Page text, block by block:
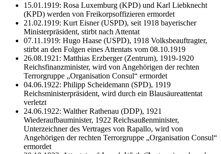
15.01.1919: Rosa Luxemburg (KPD) und Karl Liebknecht
(KPD) werden von Freikorpsoffizieren ermordet
21.02.1919: Kurt Eisner (USPD), seit 1918 bayerischer
Ministerpräsident, stirbt nach Attentat
07.11.1919: Hugo Haase (USPD), 1918 Volksbeauftragter,
stirbt an den Folgen eines Attentats vom 08.10.1919
26.08.1921: Matthias Erzberger (Zentrum), 1919-1920
Reichsfinanzminister, wird von Angehörigen der rechten
Terrorgruppe „Organisation Consul“ ermordet
04.06.1922: Philipp Scheidemann (SPD), 1919
Reichsministerpräsident, wird durch ein Blausäureattentat
verletzt
24.06.1922: Walther Rathenau (DDP), 1921
Wiederaufbauminister, 1922 Reichsaußenminister,
Unterzeichner des Vertrages von Rapallo, wird von
Angehörigen der rechten Terrorgruppe „Organisation Consul“
ermordet